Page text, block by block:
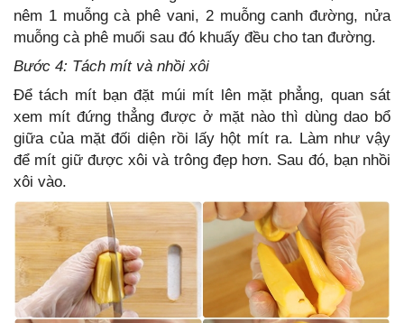
nêm 1 muỗng cà phê vani, 2 muỗng canh đường, nửa
muỗng cà phê muối sau đó khuấy đều cho tan đường.
Bước 4: Tách mít và nhồi xôi
Để tách mít bạn đặt múi mít lên mặt phẳng, quan sát
xem mít đứng thẳng được ở mặt nào thì dùng dao bổ
giữa của mặt đối diện rồi lấy hột mít ra. Làm như vậy
để mít giữ được xôi và trông đẹp hơn. Sau đó, bạn nhồi
xôi vào.